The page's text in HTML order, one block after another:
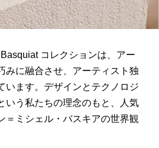
コレクションは、アー
みに融合させ、アーティスト独
います。デザインとテクノロジ
いう私たちの理念のもと、人気
＝ミシェル・バスキアの世界観